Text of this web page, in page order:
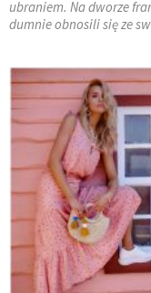
ubraniem. Na dworze
dumnie obnosili się ze